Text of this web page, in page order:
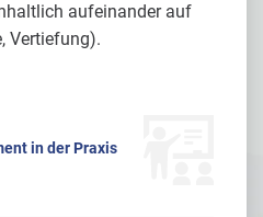
aufeinander auf
Vertiefung).
in der Praxis